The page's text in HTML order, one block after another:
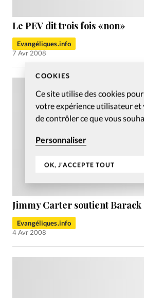
COOKIES
Ce site utilise des cookies
votre expérience utilisateur et
de contrôler ce que vous
Personnaliser
OK, J'ACCEPTE TOUT
Le PEV dit trois fois «non»
Evangéliques.info
7 Avr 2008
Jimmy Carter soutient Barack
Evangéliques.info
4 Avr 2008